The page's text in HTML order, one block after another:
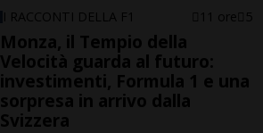
I RACCONTI DELLA F1 11 ore 5
Monza, il Tempio della
Velocità guarda al futuro:
investimenti, Formula 1 e una
sorpresa in arrivo dalla
Svizzera